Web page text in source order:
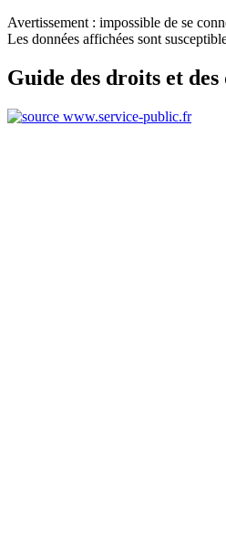
Avertissement : impossible de se
Les données affichées sont
Guide des droits et